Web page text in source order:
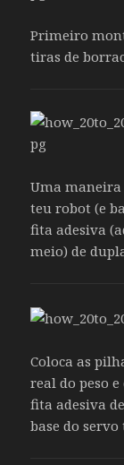
Primeiro
tiras de
Uma
teu robot (e
fita adesiva
meio) de
Coloca as
real do peso
fita adesiva
base do